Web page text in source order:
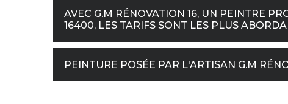
AVEC G.M RÉNOVATION 16, UN PEINTRE
16400, LES TARIFS SONT LES PLUS
PEINTURE POSÉE PAR L'ARTISAN G.M